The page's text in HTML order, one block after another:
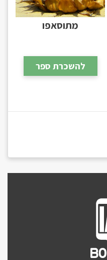
מתוסאפו
להשכרת ספר